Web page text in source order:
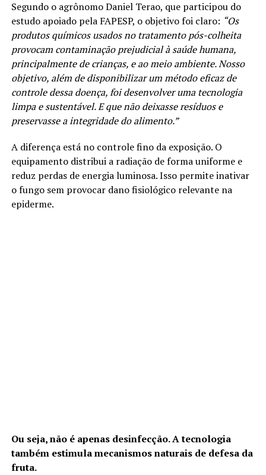
Segundo o agrônomo Daniel Terao, que participou do
estudo apoiado pela FAPESP, o objetivo foi claro: “Os
produtos químicos usados no tratamento pós-colheita
provocam contaminação prejudicial à saúde humana,
principalmente de crianças, e ao meio ambiente. Nosso
objetivo, além de disponibilizar um método eficaz de
controle dessa doença, foi desenvolver uma tecnologia
limpa e sustentável. E que não deixasse resíduos e
preservasse a integridade do alimento.”
A diferença está no controle fino da exposição. O
equipamento distribui a radiação de forma uniforme e
reduz perdas de energia luminosa. Isso permite inativar
o fungo sem provocar dano fisiológico relevante na
epiderme.
Ou seja, não é apenas desinfecção. A tecnologia
também estimula mecanismos naturais de defesa da
fruta.